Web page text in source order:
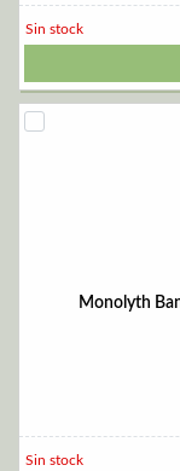
Sin stock
Monolyth
Sin stock